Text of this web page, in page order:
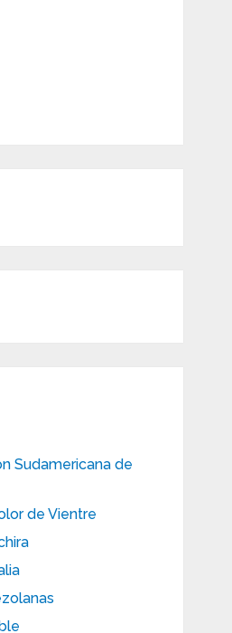
Sudamericana de
de Vientre